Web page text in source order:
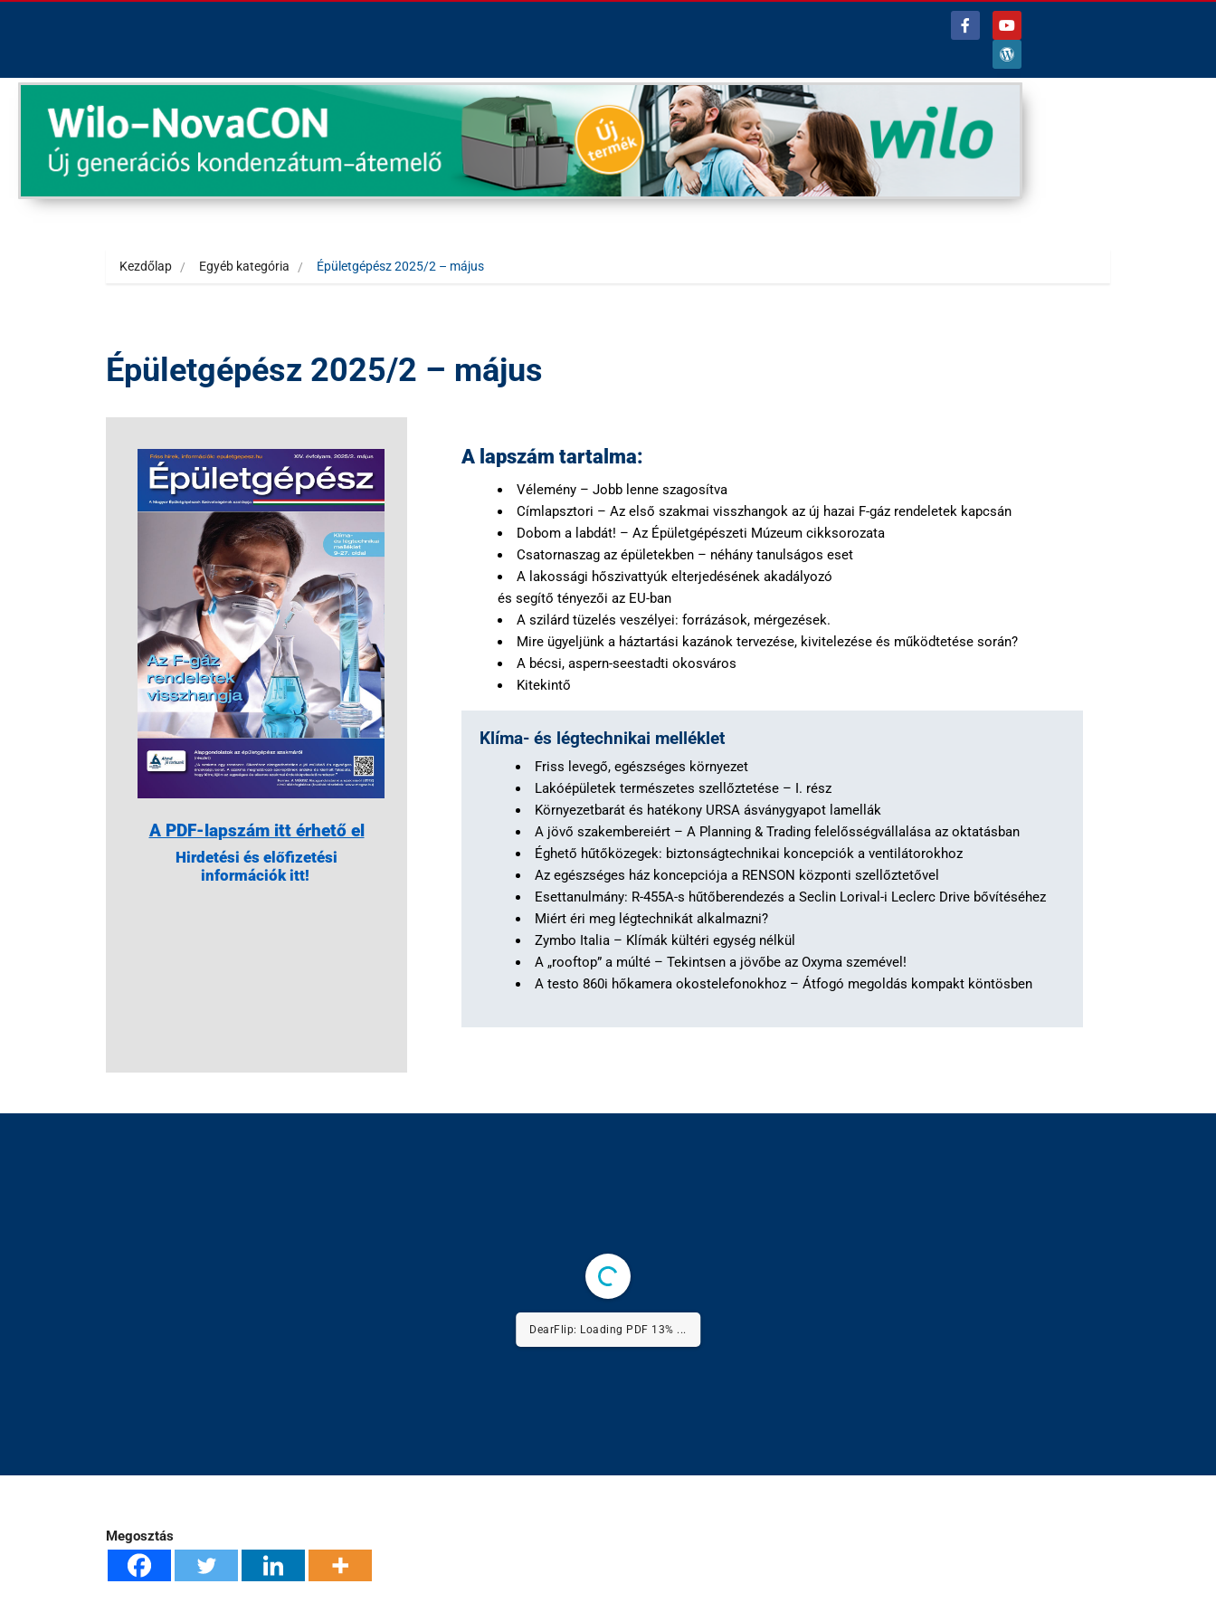
Kezdőlap Egyéb kategória Épületgépész 2025/2 – május
Épületgépész 2025/2 – május
A PDF-lapszám itt érhető el
Hirdetési és előfizetési
információk itt!
A lapszám tartalma:
Vélemény – Jobb lenne szagosítva
Címlapsztori – Az első szakmai visszhangok az új hazai F-gáz rendeletek kapcsán
Dobom a labdát! – Az Épületgépészeti Múzeum cikksorozata
Csatornaszag az épületekben – néhány tanulságos eset
A lakossági hőszivattyúk elterjedésének akadályozó
és segítő tényezői az EU-ban
A szilárd tüzelés veszélyei: forrázások, mérgezések.
Mire ügyeljünk a háztartási kazánok tervezése, kivitelezése és működtetése során?
A bécsi, aspern-seestadti okosváros
Kitekintő
Klíma- és légtechnikai melléklet
Friss levegő, egészséges környezet
Lakóépületek természetes szellőztetése – I. rész
Környezetbarát és hatékony URSA ásványgyapot lamellák
A jövő szakembereiért – A Planning & Trading felelősségvállalása az oktatásban
Éghető hűtőközegek: biztonságtechnikai koncepciók a ventilátorokhoz
Az egészséges ház koncepciója a RENSON központi szellőztetővel
Esettanulmány: R-455A-s hűtőberendezés a Seclin Lorival-i Leclerc Drive bővítéséhez
Miért éri meg légtechnikát alkalmazni?
Zymbo Italia – Klímák kültéri egység nélkül
A „rooftop” a múlté – Tekintsen a jövőbe az Oxyma szemével!
A testo 860i hőkamera okostelefonokhoz – Átfogó megoldás kompakt köntösben
DearFlip: Loading PDF 19% ...
Megosztás